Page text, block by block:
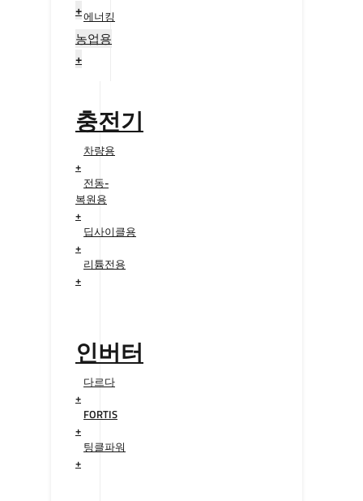
+에너킹
+
농업용
+
충전기
차량용
+
전동-
복원용
+
딥사이클용
+
리튬전용
+
인버터
다르다
+
FORTIS
+
팅클파워
+